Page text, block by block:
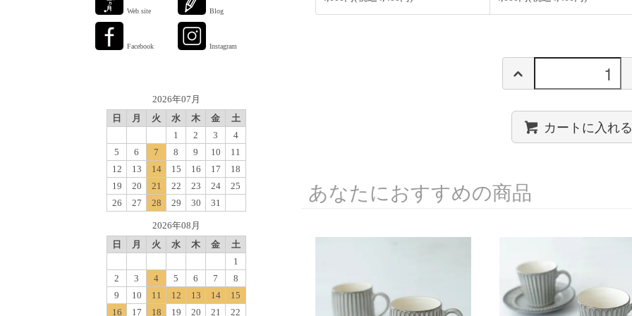
カートに入れる
あなたにおすすめの商品
Web site Blog
Facebook Instagram
2026年07月
日
月 火 水 木 金
土
1
2 3
4
5
6 7 8 9 10
11
12
13 14 15 16 17
18
19
20 21 22 23 24
25
26
27 28 29 30 31
2026年08月
日
月 火 水 木 金
土
1
2
3 4 5 6 7
8
9
10 11 12 13 14
15
16
17 18 19 20 21 22